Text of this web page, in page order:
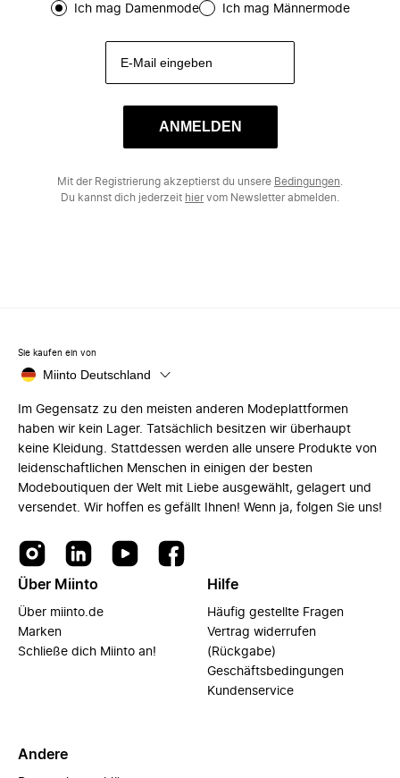
Ich mag Damenmode Ich mag Männermode
ANMELDEN
Mit der Registrierung akzeptierst du unsere Bedingungen
Du kannst dich jederzeit hiervom Newsletter abmelden.
Sie kaufen ein von
Miinto Deutschland
Im Gegensatz zu den meisten anderen Modeplattformen
haben wir kein Lager. Tatsächlich besitzen wir überhaupt
keine Kleidung. Stattdessen werden alle unsere Produkte von
leidenschaftlichen Menschen in einigen der besten
Modeboutiquen der Welt mit Liebe ausgewählt, gelagert und
versendet. Wir hoffen es gefällt Ihnen! Wenn ja, folgen Sie uns!
Über Miinto
Über miinto.de
Marken
Schließe dich Miinto an!
Hilfe
Häufig gestellte Fragen
Vertrag widerrufen
(Rückgabe)
Geschäftsbedingungen
Kundenservice
Andere